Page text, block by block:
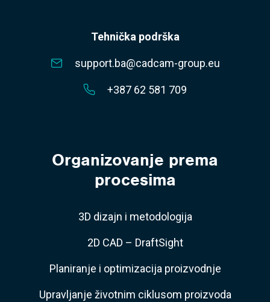
Tehnička podrška
support.ba@cadcam-group.eu
+387 62 581 709
Organizovanje prema
procesima
3D dizajn i metodologija
2D CAD – DraftSight
Planiranje i optimizacija proizvodnje
Upravljanje životnim ciklusom proizvoda